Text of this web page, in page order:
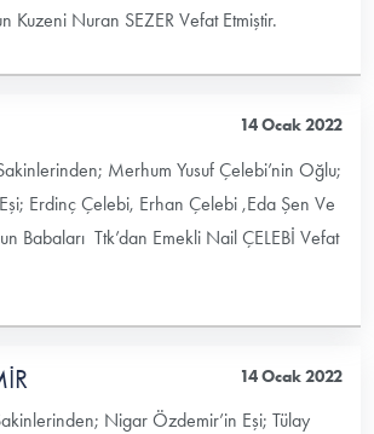
Kuzeni Nuran SEZER Vefat Etmiştir.
14 Ocak 2022
Merhum Yusuf Çelebi’nin Oğlu;
Erdinç Çelebi, Erhan Çelebi ,Eda Şen Ve
Babaları Ttk’dan Emekli Nail ÇELEBİ Vefat
14 Ocak 2022
Nigar Özdemir’in Eşi; Tülay